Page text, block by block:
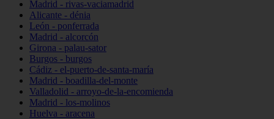
Madrid - rivas-vaciamadrid
Alicante - dénia
León - ponferrada
Madrid - alcorcón
Girona - palau-sator
Burgos - burgos
Cádiz - el-puerto-de-santa-maría
Madrid - boadilla-del-monte
Valladolid - arroyo-de-la-encomienda
Madrid - los-molinos
Huelva - aracena